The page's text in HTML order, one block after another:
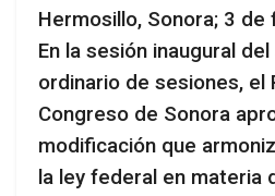
Hermosillo, Sonora; 3
En la sesión inaugural
ordinario de sesiones, el
Congreso de Sonora
modificación que
la ley federal en materia